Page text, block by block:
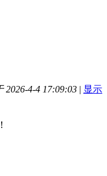
2026-4-4 17:09:03 | 显示